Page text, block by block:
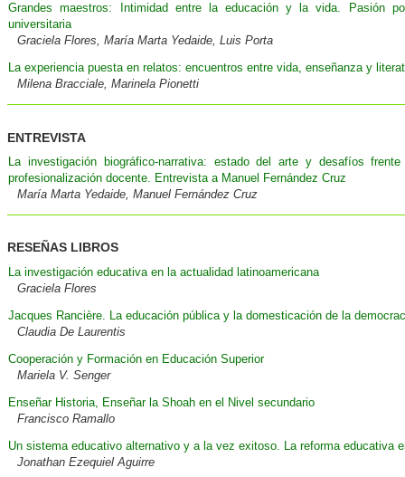
Grandes maestros: Intimidad entre la educación y la vida. Pasión
universitaria
Graciela Flores, María Marta Yedaide, Luis Porta
La experiencia puesta en relatos: encuentros entre vida, enseñanza y
Milena Bracciale, Marinela Pionetti
ENTREVISTA
La investigación biográfico-narrativa: estado del arte y desafíos
profesionalización docente. Entrevista a Manuel Fernández Cruz
María Marta Yedaide, Manuel Fernández Cruz
RESEÑAS LIBROS
La investigación educativa en la actualidad latinoamericana
Graciela Flores
Jacques Rancière. La educación pública y la domesticación de la
Claudia De Laurentis
Cooperación y Formación en Educación Superior
Mariela V. Senger
Enseñar Historia, Enseñar la Shoah en el Nivel secundario
Francisco Ramallo
Un sistema educativo alternativo y a la vez exitoso. La reforma educativa
Jonathan Ezequiel Aguirre